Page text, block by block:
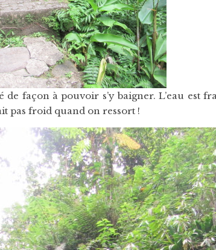
façon à pouvoir s’y baigner. L’eau est
pas froid quand on ressort !